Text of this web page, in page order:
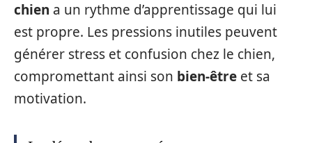
chien a un rythme d’apprentissage qui lui
est propre. Les pressions inutiles peuvent
générer stress et confusion chez le chien,
compromettant ainsi son bien-être et sa
motivation.